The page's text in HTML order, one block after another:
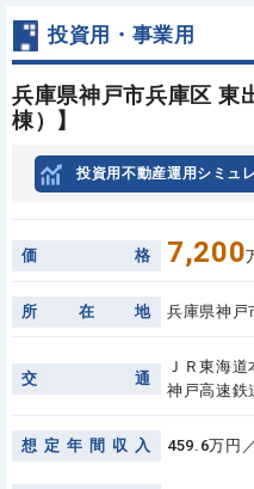
投資用・事業用
兵庫県神戸市兵庫区 東
棟）】
投資用不動産運用シミュ
価 格 7,200
所 在 地 兵庫県神戸
交 通
ＪＲ東海
神戸高速鉄
想 定 年 間 収 入 459.6万円